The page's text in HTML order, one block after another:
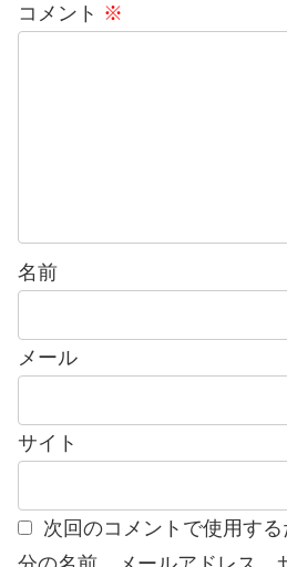
コメント ※
名前
メール
サイト
次回のコメントで使用す